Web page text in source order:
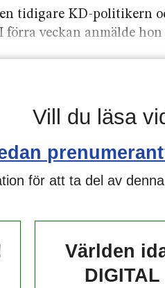
tidigare KD-politikern
veckan anmälde
Vill du läsa
för att ta del av
Världen
DIGITAL